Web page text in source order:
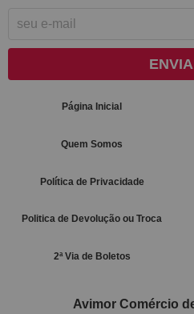
Página Inicial
Quem Somos
Política de Privacidade
Politica de Devolução ou Troca
2ª Via de Boletos
Avimor Comércio